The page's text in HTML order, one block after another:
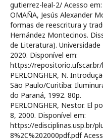
gutierrez-leal-2/ Acesso
OMAÑA, Jesús Alexander
formas de reescritura y
Hernández Montecinos.
de Literatura). Universidade
2020. Disponível em:
https://
PERLONGHER, N.
São Paulo/Curitiba:
do Paraná, 1992. 80p.
PERLONGHER, Nestor. El
8, 2000. Disponível em:
https://edisciplinas.usp.br/
8%2C%202000pdf.pdf